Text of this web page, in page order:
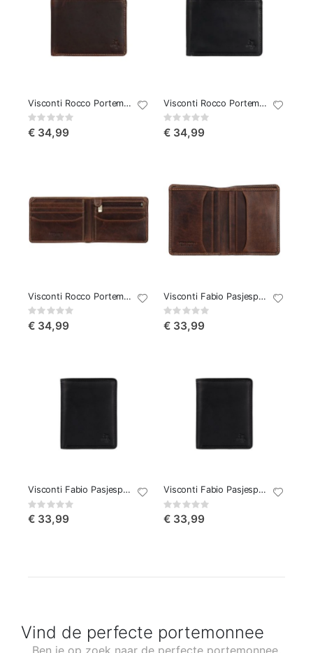
Visconti Rocco Portemonnee
Rating:
€ 34,99
Visconti Rocco Portemonnee Zwart
Rating:
€ 34,99
Visconti Rocco Portemonnee Cognac
Rating:
€ 34,99
Visconti Fabio Pasjesportemonnee Cognac
Rating:
€ 33,99
Visconti Fabio Pasjesportemonnee
Rating:
0%
€ 33,99
Visconti Fabio Pasjesportemonnee Zwart
Rating:
0%
€ 33,99
Vind de perfecte portemonnee